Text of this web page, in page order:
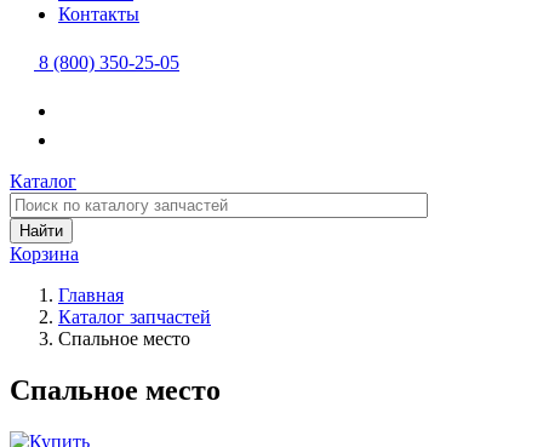
Контакты
8 (800) 350-25-05
Каталог
Найти
Корзина
Главная
Каталог запчастей
Cпальное место
Cпальное место